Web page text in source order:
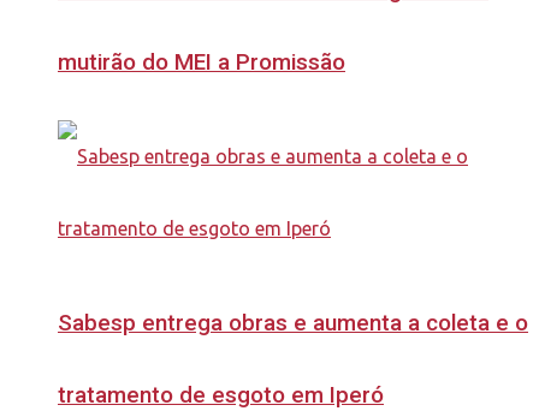
mutirão do MEI a Promissão
Sabesp entrega obras e aumenta a coleta e o
tratamento de esgoto em Iperó